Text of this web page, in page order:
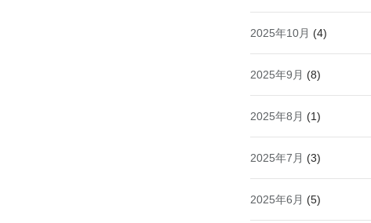
2025年10月 (4)
2025年9月 (8)
2025年8月 (1)
2025年7月 (3)
2025年6月 (5)